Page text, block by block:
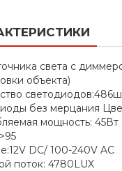
света с
объекта)
без мерцания
мощность: 45Вт
DC/ 100-240V AC
поток: 4780LUX